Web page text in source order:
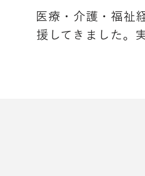
医療・介護・福祉
援してきました​。